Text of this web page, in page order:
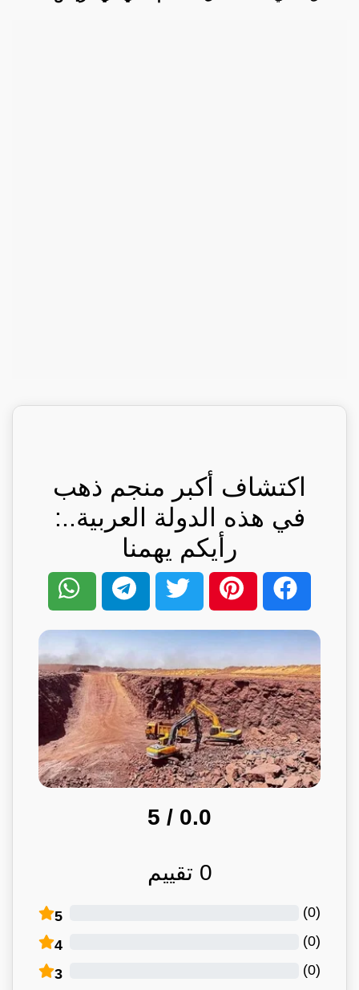
اكتشاف أكبر منجم ذهب
في هذه الدولة العربية..:
رأيكم يهمنا
0.0
/ 5
0 تقييم
5 (
0
)
4 (
0
)
3 (
0
)